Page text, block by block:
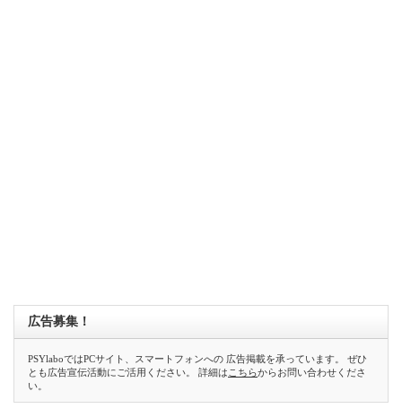
広告募集！
PSYlaboではPCサイト、スマートフォンへの 広告掲載を承っています。 ぜひ
とも広告宣伝活動にご活用ください。 詳細は こちらからお問い合わせくださ
い。